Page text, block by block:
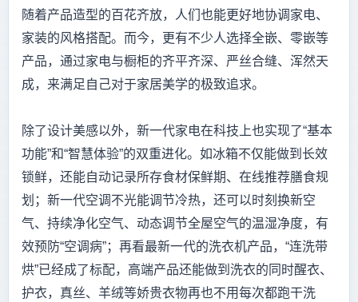
随着产品造型的百花齐放，人们也能更好地协调家电、
家装的风格搭配。而今，更有不少人选择全嵌、零嵌等
产品，通过家电与橱柜的齐平齐深、严丝合缝、浑然天
成，来满足自己对于家居美学的极致追求。
除了设计美感以外，新一代家电在科技上也实现了“基本
功能”和“智慧体验”的双重进化。如冰箱不仅能做到长效
锁鲜，还能自动记录所存食材保鲜期、在线推荐膳食规
划；新一代空调不光能调节冷热，还可以时刻换新空
气、持续净化空气、动态调节全屋空气的温湿净度，有
效预防“空调病”；再看最新一代的洗衣机产品，“连洗带
烘”已经成了标配，高端产品还能做到洗衣的同时醒衣、
护衣，真丝、羊绒等娇贵衣物再也不用每次都跑干洗